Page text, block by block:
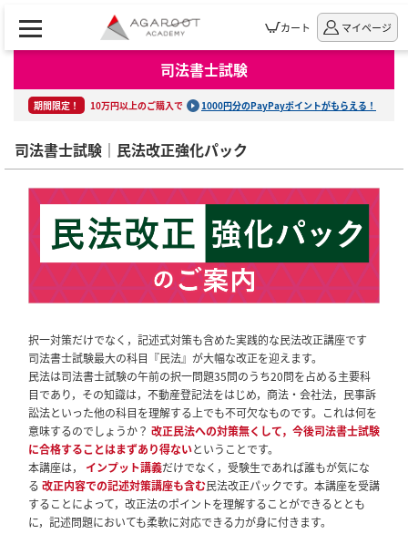
カート マイページ
司法書士試験
期間限定！ 10万円以上のご購入で 1000円分のPayPayポイントがもらえる！
司法書士試験｜民法改正強化パック
択一対策だけでなく，記述式対策も含めた実践的な民法改正講座です
司法書士試験最大の科目『民法』が大幅な改正を迎えます。
民法は司法書士試験の午前の択一問題35問のうち20問を占める主要科
目であり，その知識は，不動産登記法をはじめ，商法・会社法，民事訴
訟法といった他の科目を理解する上でも不可欠なものです。これは何を
意味するのでしょうか？ 改正民法への対策無くして，今後司法書士試験
に合格することはまずあり得ないということです。
本講座は， インプット講義だけでなく，受験生であれば誰もが気にな
る 改正内容での記述対策講座も含む民法改正パックです。本講座を受講
することによって，改正法のポイントを理解することができるととも
に，記述問題においても柔軟に対応できる力が身に付きます。